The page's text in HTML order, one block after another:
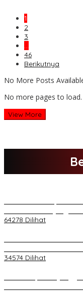
1
2
3
…
46
Berikutnya
No More Posts
No more pages to load.
View More
64278 Dilihat
34574 Dilihat